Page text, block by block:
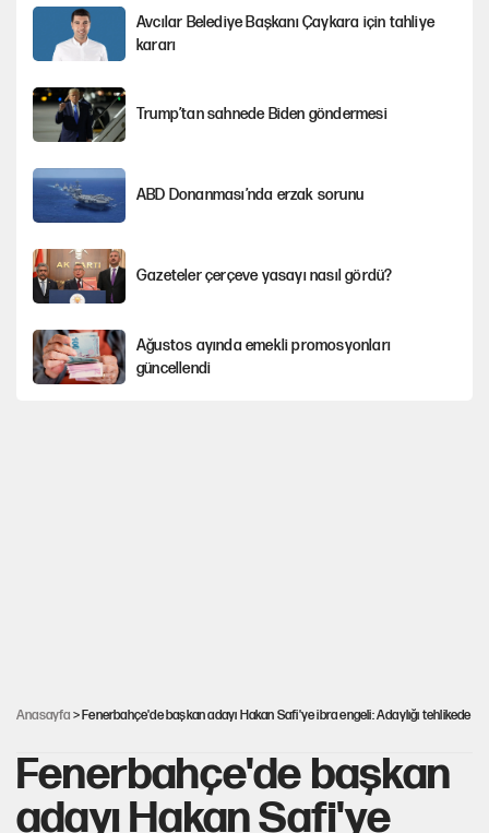
Avcılar Belediye Başkanı Çaykara için tahliye
kararı
Trump’tan sahnede Biden göndermesi
ABD Donanması’nda erzak sorunu
Gazeteler çerçeve yasayı nasıl gördü?
Ağustos ayında emekli promosyonları
güncellendi
Anasayfa > Fenerbahçe'de başkan adayı Hakan Safi'ye ibra engeli: Adaylığı tehlikede
Fenerbahçe'de başkan
adayı Hakan Safi'ye